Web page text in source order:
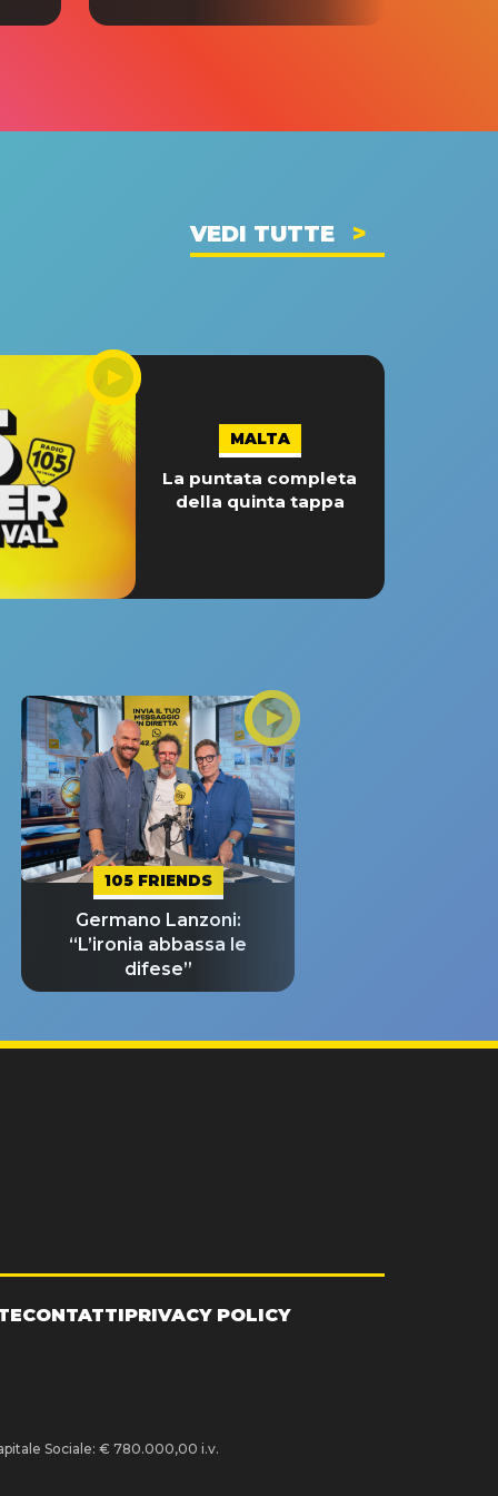
VEDI TUTTE
MALTA
La puntata completa
della quinta tappa
105 FRIENDS
Germano Lanzoni:
“L’ironia abbassa le
difese”
CONTATTIPRIVACY POLICY
Sociale: € 780.000,00 i.v.